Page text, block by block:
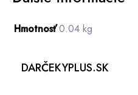
Hmotnosť0.04 kg
DARČEKYPLUS.SK